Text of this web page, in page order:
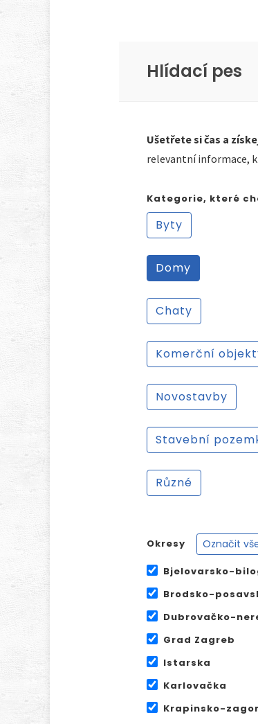
Hlídací pes
Ušetřete si čas a
relevantní informace,
Kategorie, které
Byty
Domy
Chaty
Komerční
Novostavby
Stavební
Různé
Okresy Označit
Bjelovarsko-
Brodsko-
Dubrovačko-
Grad Zagreb
Istarska
Karlovačka
Krapinsko-